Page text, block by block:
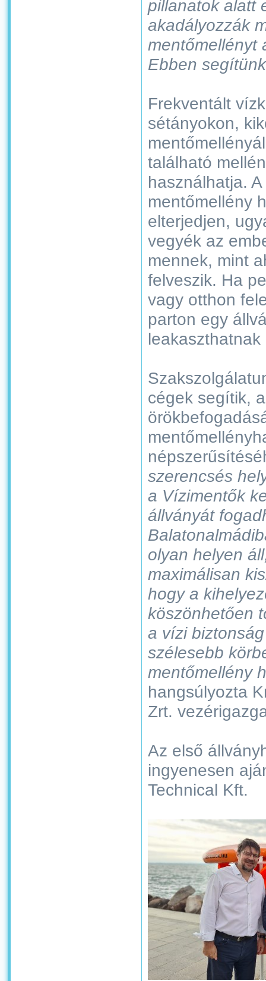
pillanatok alatt
akadályozzák
mentőmellényt
Ebben
Frekventált
sétányokon,
található
használhatja.
mentőmellény
elterjedjen,
vegyék az
mennek, mint
felveszik. Ha
vagy otthon
parton egy
leakaszthatnak
cégek segítik,
szerencsés
a Vízimentők
állványát
olyan helyen
maximálisan
hogy a
köszönhetően
a vízi
szélesebb
mentőmellény
hangsúlyozta
Zrt.
Az első
ingyenesen
Technical Kft.